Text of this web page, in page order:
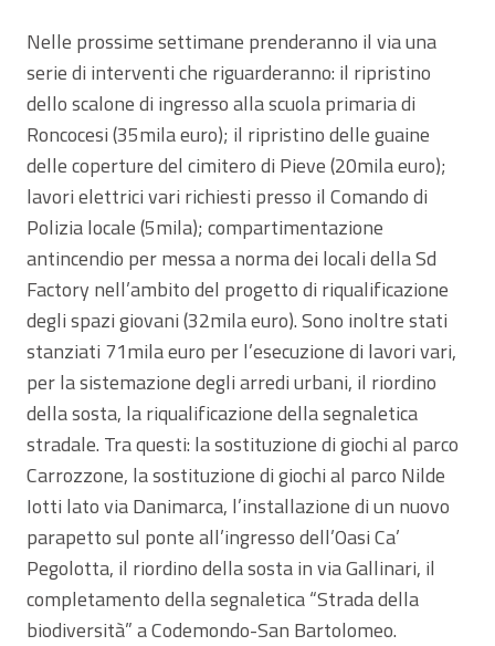
Nelle prossime settimane prenderanno il via una
serie di interventi che riguarderanno: il ripristino
dello scalone di ingresso alla scuola primaria di
Roncocesi (35mila euro); il ripristino delle guaine
delle coperture del cimitero di Pieve (20mila euro);
lavori elettrici vari richiesti presso il Comando di
Polizia locale (5mila); compartimentazione
antincendio per messa a norma dei locali della Sd
Factory nell’ambito del progetto di riqualificazione
degli spazi giovani (32mila euro). Sono inoltre stati
stanziati 71mila euro per l’esecuzione di lavori vari,
per la sistemazione degli arredi urbani, il riordino
della sosta, la riqualificazione della segnaletica
stradale. Tra questi: la sostituzione di giochi al parco
Carrozzone, la sostituzione di giochi al parco Nilde
Iotti lato via Danimarca, l’installazione di un nuovo
parapetto sul ponte all’ingresso dell’Oasi Ca’
Pegolotta, il riordino della sosta in via Gallinari, il
completamento della segnaletica “Strada della
biodiversità” a Codemondo-San Bartolomeo.